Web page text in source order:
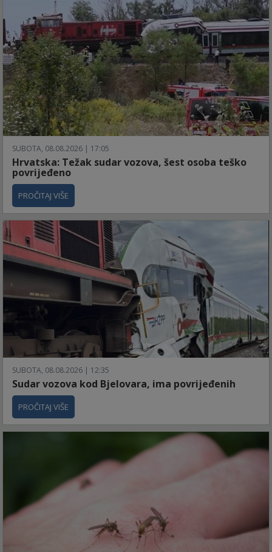
SUBOTA, 08.08.2026 | 17:05
Hrvatska: Težak sudar vozova, šest osoba teško
povrijeđeno
PROČITAJ VIŠE
SUBOTA, 08.08.2026 | 12:35
Sudar vozova kod Bjelovara, ima povrijeđenih
PROČITAJ VIŠE